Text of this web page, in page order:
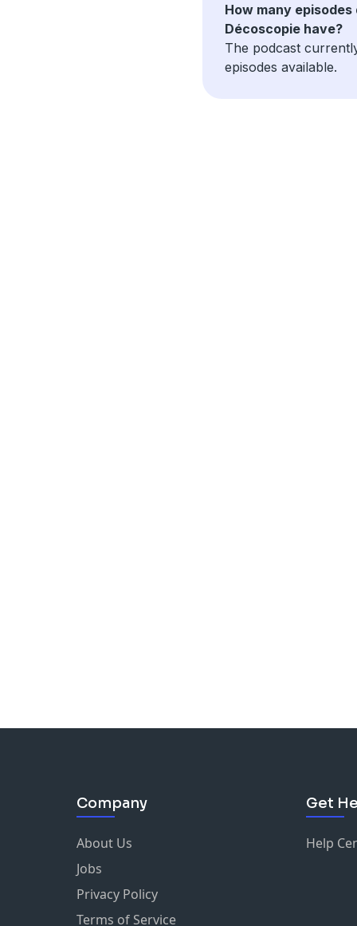
How many episodes
Décoscopie have?
The podcast
episodes available.
Company
About Us
Jobs
Privacy Policy
Terms of Service
Get
Help